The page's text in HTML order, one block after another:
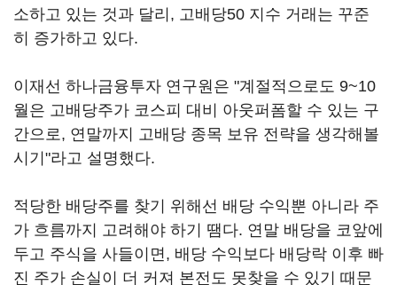
소하고 있는 것과 달리, 고배당50 지수 거래는 꾸준
히 증가하고 있다.
이재선 하나금융투자 연구원은 "계절적으로도 9~10
월은 고배당주가 코스피 대비 아웃퍼폼할 수 있는 구
간으로, 연말까지 고배당 종목 보유 전략을 생각해볼
시기"라고 설명했다.
적당한 배당주를 찾기 위해선 배당 수익뿐 아니라 주
가 흐름까지 고려해야 하기 땜다. 연말 배당을 코앞에
두고 주식을 사들이면, 배당 수익보다 배당락 이후 빠
진 주가 손실이 더 커져 본전도 못찾을 수 있기 때문